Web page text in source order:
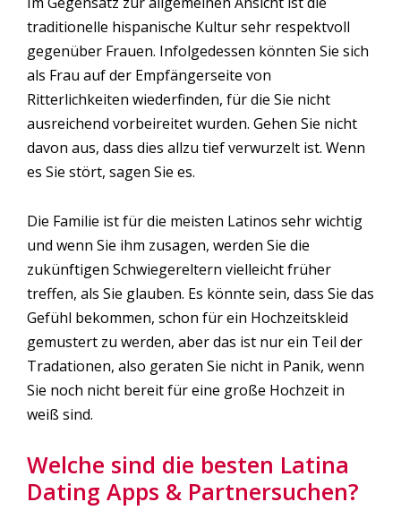
traditionelle hispanische Kultur sehr respektvoll
gegenüber Frauen. Infolgedessen könnten Sie sich
als Frau auf der Empfängerseite von
Ritterlichkeiten wiederfinden, für die Sie nicht
ausreichend vorbeireitet wurden. Gehen Sie nicht
davon aus, dass dies allzu tief verwurzelt ist. Wenn
es Sie stört, sagen Sie es.
Die Familie ist für die meisten Latinos sehr wichtig
und wenn Sie ihm zusagen, werden Sie die
zukünftigen Schwiegereltern vielleicht früher
treffen, als Sie glauben. Es könnte sein, dass Sie das
Gefühl bekommen, schon für ein Hochzeitskleid
gemustert zu werden, aber das ist nur ein Teil der
Tradationen, also geraten Sie nicht in Panik, wenn
Sie noch nicht bereit für eine große Hochzeit in
weiß sind.
Welche sind die besten Latina
Dating Apps & Partnersuchen?